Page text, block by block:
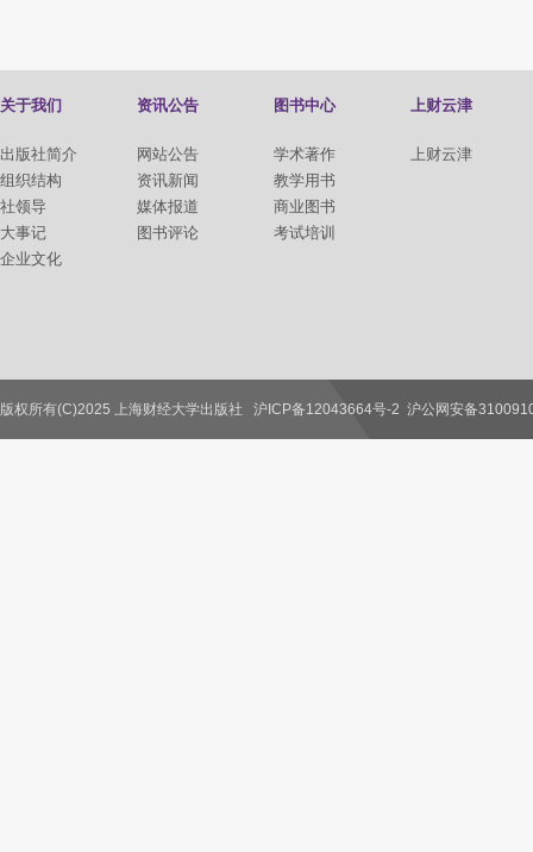
关于我们
出版社简介
组织结构
社领导
大事记
企业文化
资讯公告
网站公告
资讯新闻
媒体报道
图书评论
图书中心
学术著作
教学用书
商业图书
考试培训
上财云津
上财云津
联系我们
版权所有(C)2025 上海财经大学出版社 沪ICP备12043664号-2 沪公网安备